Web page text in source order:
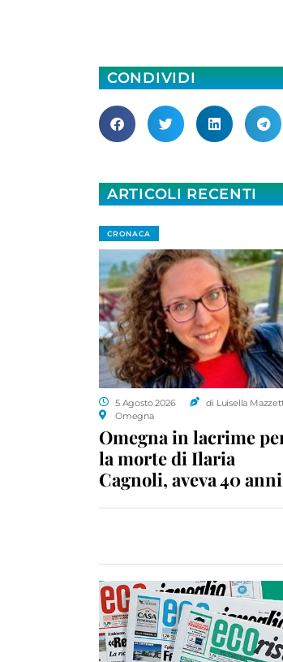
CONDIVIDI
ARTICOLI RECENTI
CRONACA
5 Agosto 2026
di Luisella
Omegna
Omegna in lacrime
la morte di Ilaria
Cagnoli, aveva 40 anni